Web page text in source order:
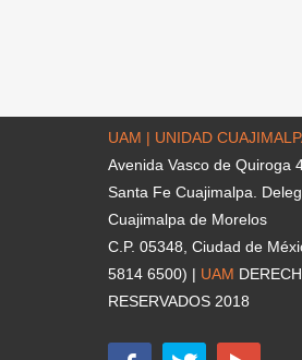
UAM | UNIDAD
Avenida Vasco de Quiroga
Santa Fe Cuajimalpa.
Cuajimalpa de Morelos
C.P. 05348, Ciudad de
5814 6500) | UAM
RESERVADOS 2018